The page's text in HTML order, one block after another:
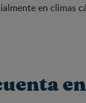
en climas